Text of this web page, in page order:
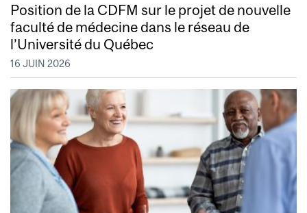
Position de la CDFM sur le projet de nouvelle
faculté de médecine dans le réseau de
l’Université du Québec
16 JUIN 2026